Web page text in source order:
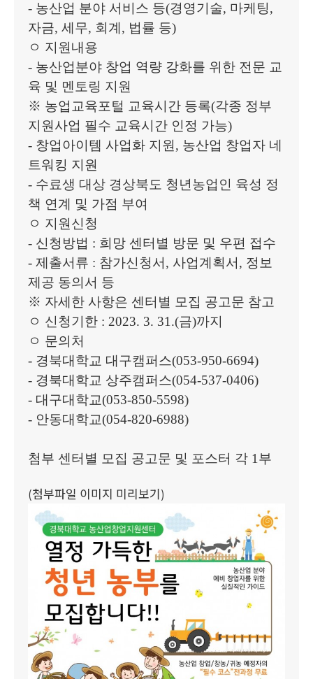
- 농산업 분야 서비스 등(경영기술, 마케팅,
자금, 세무, 회계 , 법률 등)
ㅇ 지원내용
- 농산업분야 창업 역량 강화를 위한 전문 교
육 및 멘토링 지원
※ 농업교육포털 교육시간 등록(각종 정부
지원사업 필수 교육시간 인정 가능)
- 창업아이템 사업화 지원 , 농산업 창업자 네
트워킹 지원
- 수료생 대상 경상북도 청년농업인 육성 정
책 연계 및 가점 부여
ㅇ 지원신청
- 신청방법 : 희망 센터별 방문 및 우편 접수
- 제출서류 : 참가신청서 , 사업계획서 , 정보
제공 동의서 등
※ 자세한 사항은 센터별 모집 공고문 참고
ㅇ 신청기한 : 2023. 3. 31.(금)까지
ㅇ 문의처
- 경북대학교 대구캠퍼스(053-950-6694)
- 경북대학교 상주캠퍼스(054-537-0406)
- 대구대학교(053-850-5598)
- 안동대학교(054-820-6988)
첨부 센터별 모집 공고문 및 포스터 각 1 부
(첨부파일 이미지 미리보기)